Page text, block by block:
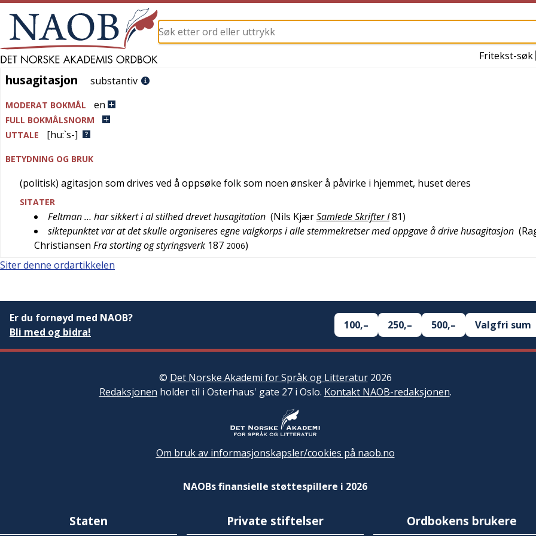
Fritekst-søk
husagitasjon
husagitasjon substantiv
MODERAT BOKMÅL en
FULL BOKMÅLSNORM
UTTALE
[hu:`s-]
BETYDNING OG BRUK
(politisk) agitasjon som drives ved å oppsøke folk som noen ønsker å påvirke i hjemmet, huset deres
SITATER
Feltman … har sikkert i al stilhed drevet husagitation (Nils KjærSamlede Skrifter I81)
siktepunktet var at det skulle organiseres egne valgkorps i alle stemmekretser med oppgave å drive husagitasjon (
Christiansen Fra storting og styringsverk 187 2006)
Siter denne ordartikkelen
Er du fornøyd med NAOB?
Bli med og bidra!
100,– 250,– 500,– Valgfri sum
© Det Norske Akademi for Språk og Litteratur2026
Redaksjonen holder til i Osterhaus' gate 27 i Oslo. Kontakt NAOB-redaksjonen.
Om bruk av informasjonskapsler/cookies på naob.no
NAOBs finansielle støttespillere i 2026
Staten Private stiftelser Ordbokens brukere